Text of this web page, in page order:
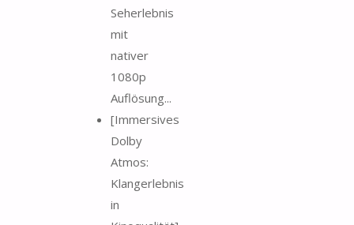
Seherlebnis
mit
nativer
1080p
Auflösung...
[Immersives
Dolby
Atmos:
Klangerlebnis
in